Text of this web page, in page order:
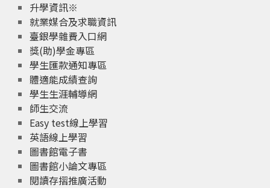
升學資訊※
就業媒合及求職資訊
臺銀學雜費入口網
獎(助)學金專區
學生匯款通知專區
體適能成績查詢
學生生涯輔導網
師生交流
Easy test線上學習
英語線上學習
圖書館電子書
圖書館小論文專區
閱讀存摺推廣活動